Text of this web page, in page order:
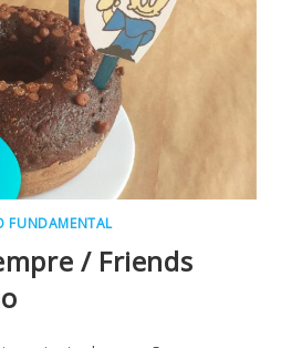
FUNDAMENTAL
/ Friends